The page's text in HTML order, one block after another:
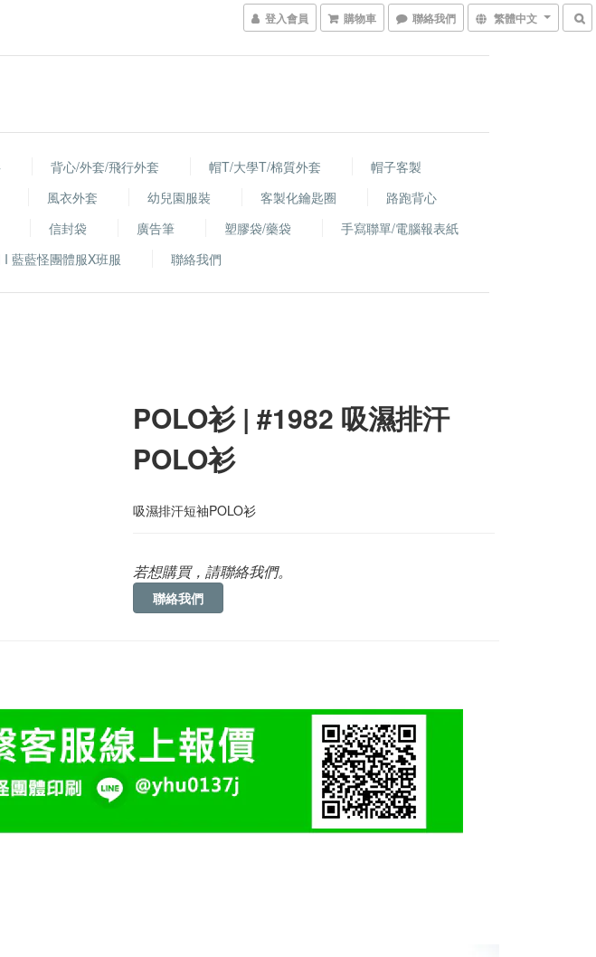
登入會員 購物車 聯絡我們 繁體中文
背心/外套/飛行外套 帽T/大學T/棉質外套
帽子客製
風衣外套 幼兒園服裝 客製化鑰匙圈
路跑背心
信封袋 廣告筆 塑膠袋/藥袋
手寫聯單/電腦報表紙
I 藍藍怪團體服X班服 聯絡我們
POLO衫 | #1982 吸濕排汗
POLO衫
吸濕排汗短袖POLO衫
若想購買，請聯絡我們。
聯絡我們